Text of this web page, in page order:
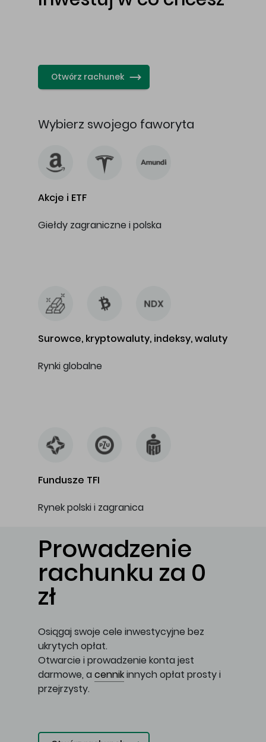
Otwórz rachunek
Wybierz swojego faworyta
Akcje i ETF
Giełdy zagraniczne i polska
Surowce, kryptowaluty, indeksy, waluty
Rynki globalne
Fundusze TFI
Rynek polski i zagranica
Prowadzenie
rachunku za 0
zł
Osiągaj swoje cele inwestycyjne bez
ukrytych opłat.
Otwarcie i prowadzenie konta jest
darmowe, a cennikinnych opłat prosty i
przejrzysty.